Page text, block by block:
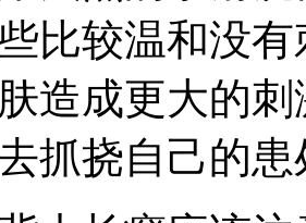
比较温和没
造成更大的
抓挠自己的患